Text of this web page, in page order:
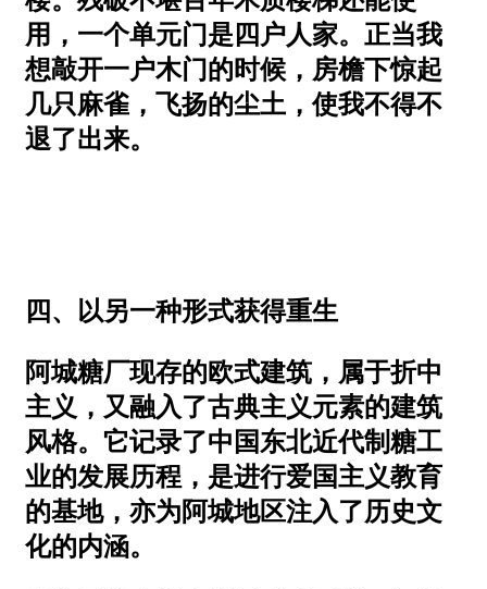
用，一个单元门是四户人家。正当我
想敲开一户木门的时候，房檐下惊起
几只麻雀，飞扬的尘土，使我不得不
退了出来。
四、以另一种形式获得重生
阿城糖厂现存的欧式建筑，属于折中
主义，又融入了古典主义元素的建筑
风格。它记录了中国东北近代制糖工
业的发展历程，是进行爱国主义教育
的基地，亦为阿城地区注入了历史文
化的内涵。